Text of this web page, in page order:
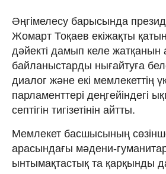
Әңгімелесу барысында
Жомарт Тоқаев екіжақты
дәйекті дамып келе жатқанын
байланыстарды нығайтуға
диалог және екі мемлекеттің
парламенттері деңгейіндегі
септігін тигізетінін айтты.
Мемлекет басшысының
арасындағы мәдени-
ынтымақтастық та қарқынды